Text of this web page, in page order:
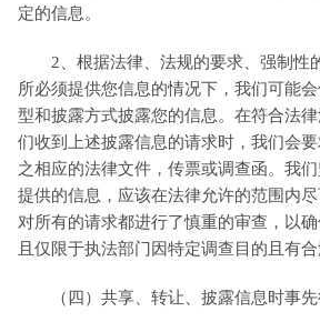
定的信息。
2、根据法律、法规的要求、强制性
所必须提供您信息的情况下，我们可能
型和披露方式披露您的信息。在符合法
们收到上述披露信息的请求时，我们会
之相应的法律文件，传票或调查函。我
提供的信息，应该在法律允许的范围内
对所有的请求都进行了慎重的审查，以确
且仅限于执法部门因特定调查目的且有合
（四）共享、转让、披露信息时事